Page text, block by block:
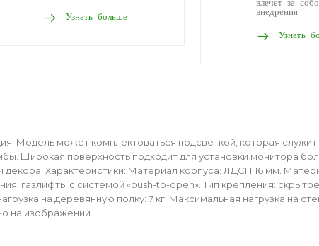
Узнать больше
влечет за
внедрения
Узнать
Модель может комплектоваться подсветкой, которая
Широкая поверхность подходит для установки монитора
Характеристики: Материал корпуса: ЛДСП 16 мм.
газлифты с системой «push-to-open». Тип крепления:
на деревянную полку: 7 кг. Максимальная нагрузка на
на изображении.